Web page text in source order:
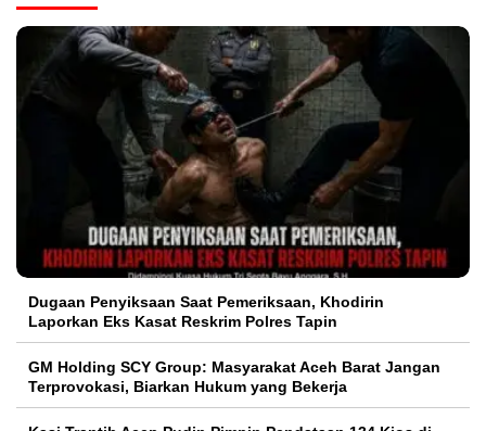
Dugaan Penyiksaan Saat Pemeriksaan, Khodirin
Laporkan Eks Kasat Reskrim Polres Tapin
GM Holding SCY Group: Masyarakat Aceh Barat Jangan
Terprovokasi, Biarkan Hukum yang Bekerja